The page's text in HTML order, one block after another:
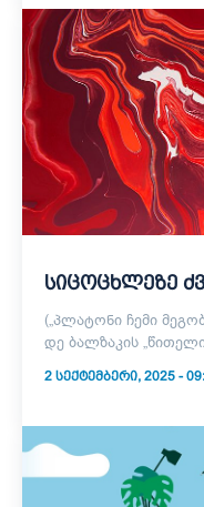
სიცოცხლეზე
(„პლატონი ჩემი
დე ბალზაკის
2 ᲡᲔᲥᲢᲔᲛᲑᲔᲠᲘ, 2025 -